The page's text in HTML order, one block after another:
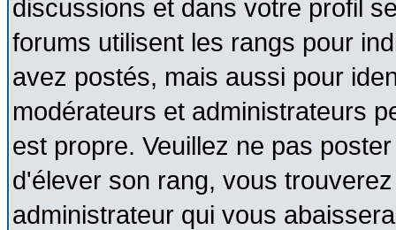
discussions et dans votre profil
forums utilisent les rangs pour
avez postés, mais aussi pour
modérateurs et administrateurs
est propre. Veuillez ne pas
d'élever son rang, vous
administrateur qui vous